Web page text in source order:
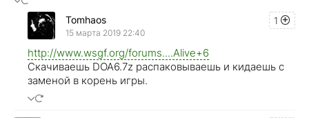
1
Tomhaos
15 марта 2019 22:40
http://www.wsgf.org/forums....Alive+6
Скачиваешь DOA6.7z распаковываешь и кидаешь с
заменой в корень игры.